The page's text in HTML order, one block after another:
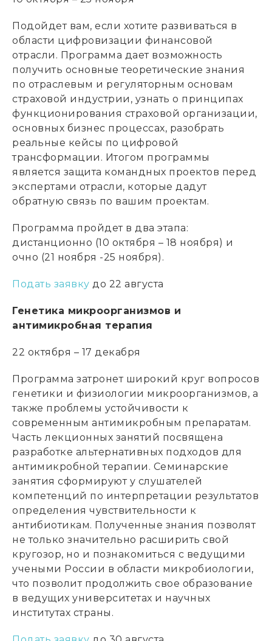
Подойдет вам, если хотите развиваться в
области цифровизации финансовой
отрасли. Программа дает возможность
получить основные теоретические знания
по отраслевым и регуляторным основам
страховой индустрии, узнать о принципах
функционирования страховой организации,
основных бизнес процессах, разобрать
реальные кейсы по цифровой
трансформации. Итогом программы
является защита командных проектов перед
экспертами отрасли, которые дадут
обратную связь по вашим проектам.
Программа пройдет в два этапа:
дистанционно (10 октября – 18 ноября) и
очно (21 ноября -25 ноября) .
Подать заявку до 22 августа
Генетика микроорганизмов и
антимикробная терапия
22 октября – 17 декабря
Программа затронет широкий круг вопросов
генетики и физиологии микроорганизмов, а
также проблемы устойчивости к
современным антимикробным препаратам.
Часть лекционных занятий посвящена
разработке альтернативных подходов для
антимикробной терапии. Семинарские
занятия сформируют у слушателей
компетенций по интерпретации результатов
определения чувствительности к
антибиотикам. Полученные знания позволят
не только значительно расширить свой
кругозор, но и познакомиться с ведущими
учеными России в области микробиологии,
что позволит продолжить свое образование
в ведущих университетах и научных
институтах страны.